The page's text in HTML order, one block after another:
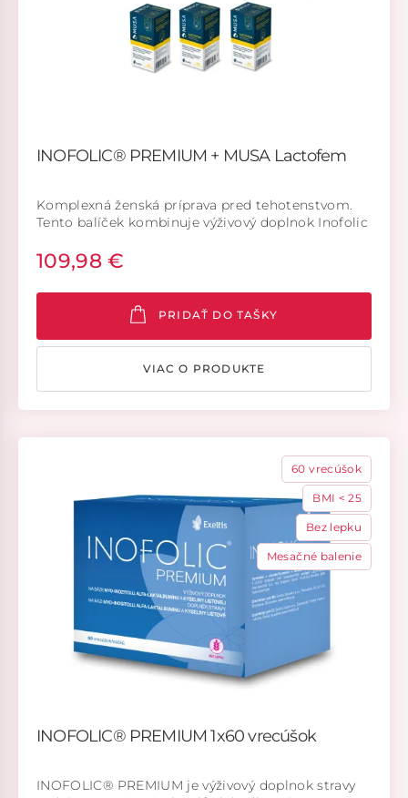
INOFOLIC® PREMIUM + MUSA Lactofem
Komplexná ženská príprava pred tehotenstvom.
Tento balíček kombinuje výživový doplnok Inofolic
ideálne pre ženy, ktoré chcú doplniť dôležité živiny
a zároveň podporiť zdravú vaginálnu mikroflóru.
109,98 €
PRIDAŤ DO TAŠKY
VIAC O PRODUKTE
60 vrecúšok
BMI < 25
Bez lepku
Mesačné balenie
INOFOLIC® PREMIUM 1x60 vrecúšok
INOFOLIC® PREMIUM je výživový doplnok stravy